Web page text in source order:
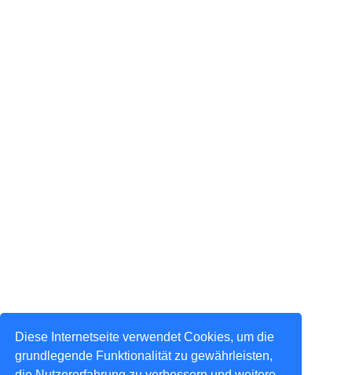
Diese Internetseite verwendet Cookies, um die
grundlegende Funktionalität zu gewährleisten,